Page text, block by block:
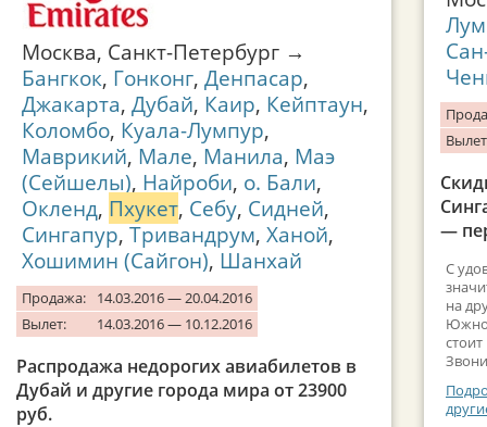
Москва, Санкт-Петербург →
Бангкок, Гонконг, Денпасар,
Джакарта, Дубай, Каир, Кейптаун,
Коломбо, Куала-Лумпур,
Маврикий, Мале, Манила, Маэ
(Сейшелы), Найроби, о. Бали,
Окленд, Пхукет, Себу, Сидней,
Сингапур, Тривандрум, Ханой,
Хошимин (Сайгон), Шанхай
Продажа:
14.03.2016 — 20.04.2016
Вылет:
14.03.2016 — 10.12.2016
Распродажа недорогих авиабилетов в
Дубай и другие города мира от 23900
руб.
—
С
на